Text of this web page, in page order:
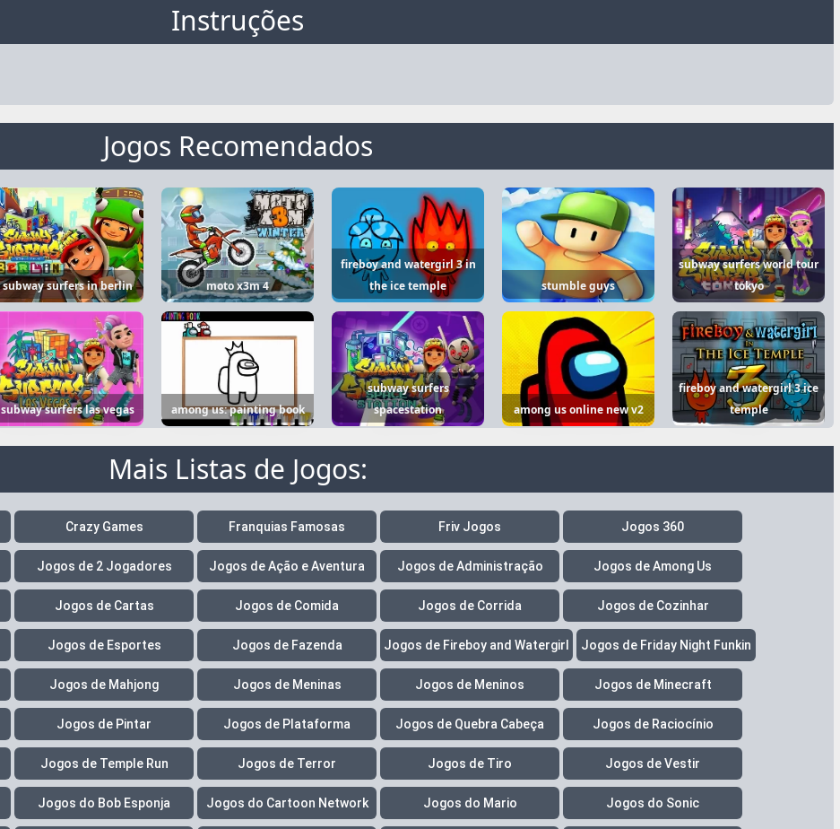
Instruções
Jogos Recomendados
subway surfers in berlin moto x3m 4
fireboy and watergirl 3 in
the ice temple
stumble guys
subway surfers world tour
tokyo
subway surfers las vegas among us: painting book
subway surfers
spacestation
among us online new v2
fireboy and watergirl 3 ice
temple
Mais Listas de Jogos:
Crazy Games Franquias Famosas Friv Jogos Jogos 360
Jogos de 2 Jogadores Jogos de Ação e Aventura Jogos de Administração Jogos de Among Us
Jogos de Cartas Jogos de Comida Jogos de Corrida Jogos de Cozinhar
Jogos de Esportes Jogos de Fazenda Jogos de Fireboy and Watergirl Jogos de Friday Night Funkin
Jogos de Mahjong Jogos de Meninas Jogos de Meninos Jogos de Minecraft
Jogos de Pintar Jogos de Plataforma Jogos de Quebra Cabeça Jogos de Raciocínio
Jogos de Temple Run Jogos de Terror Jogos de Tiro Jogos de Vestir
Jogos do Bob Esponja Jogos do Cartoon Network Jogos do Mario Jogos do Sonic